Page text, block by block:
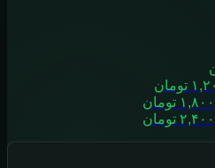
تومان
تومان
تومان